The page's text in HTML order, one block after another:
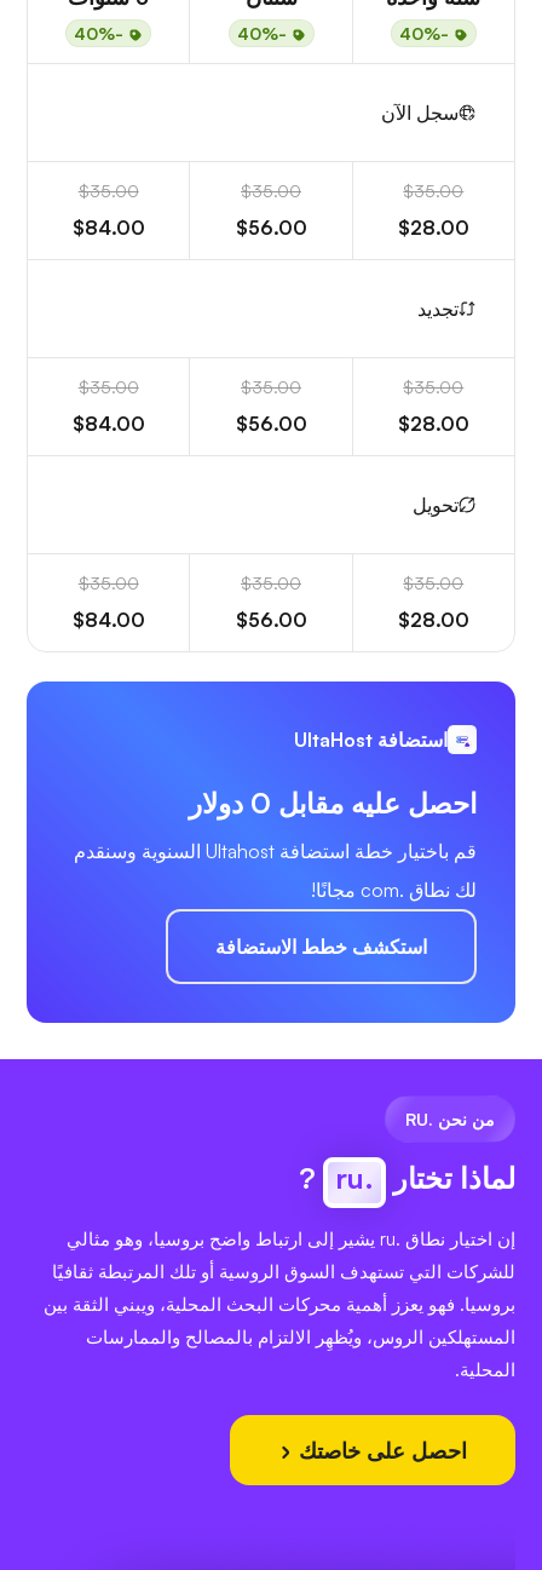
-40%
-40%
-40%
سجل الآن
$35.00
$28.00
$35.00
$56.00
$35.00
$84.00
تجديد
$35.00
$28.00
$35.00
$56.00
$35.00
$84.00
تحويل
$35.00
$28.00
$35.00
$56.00
$35.00
$84.00
استضافة UltaHost
احصل عليه مقابل 0 دولار
قم باختيار خطة استضافة Ultahost السنوية وسنقدم
لك نطاق .com مجانًا!
استكشف خطط الاستضافة
من نحن .RU
لماذا تختار .ru
?
إن اختيار نطاق .ru يشير إلى ارتباط واضح بروسيا، وهو مثالي
للشركات التي تستهدف السوق الروسية أو تلك المرتبطة ثقافيًا
بروسيا. فهو يعزز أهمية محركات البحث المحلية، ويبني الثقة بين
المستهلكين الروس، ويُظهِر الالتزام بالمصالح والممارسات
المحلية.
احصل على خاصتك